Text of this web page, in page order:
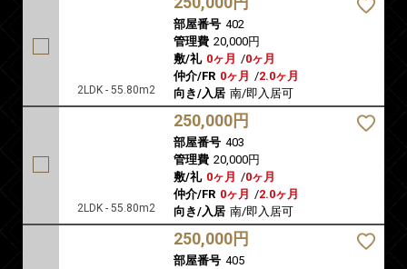
2LDK - 55.80m2
部屋番号 402
管理費 20,000円
敷/礼 0ヶ月 /0ヶ月
仲介/FR 0ヶ月 /2.0ヶ月
向き/入居 南/即入居可
2LDK - 55.80m2
250,000円
部屋番号 403
管理費 20,000円
敷/礼 0ヶ月 /0ヶ月
仲介/FR 0ヶ月 /2.0ヶ月
向き/入居 南/即入居可
250,000円
部屋番号 405